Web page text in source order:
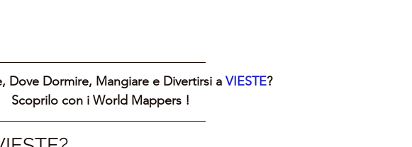
Dove Dormire, Mangiare e Divertirsi a VIESTE?
Scoprilo con i World Mappers !